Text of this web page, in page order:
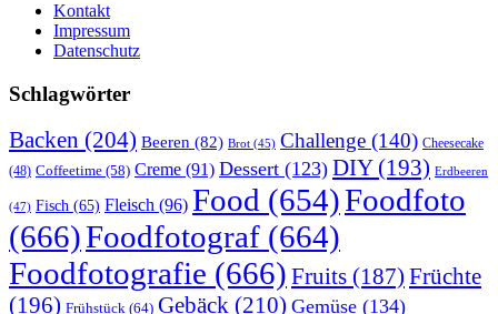
Kontakt
Impressum
Datenschutz
Schlagwörter
Backen (204) Beeren (82) Brot (45) Challenge (140) Cheesecake
(48) Coffeetime (58) Creme (91) Dessert (123) DIY(193) Erdbeeren
(47) Fisch (65) Fleisch (96) Food (654)Foodfoto
(666)Foodfotograf (664)
Foodfotografie (666) Fruits (187) Früchte
(196) Frühstück (64) Gebäck (210) Gemüse (134)